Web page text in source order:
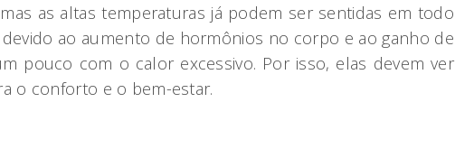
as altas temperaturas já podem ser sentidas em todo
devido ao aumento de hormônios no corpo e ao ganho de
pouco com o calor excessivo. Por isso, elas devem ver
o conforto e o bem-estar.